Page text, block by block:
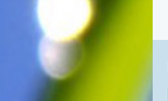
災，以免影響到農作物的收成
喔！2.「熱在大小暑，好有雷
陣雨」這句俗諺的意思是：
大、小暑時節，炎夏天氣常常
午後雷陣雨出現，藉此舒緩了
炎夏所帶來的酷熱。